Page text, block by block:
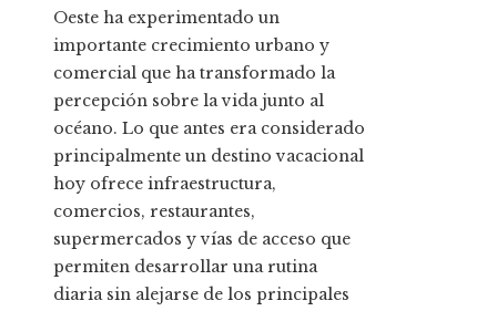
Oeste ha experimentado un
importante crecimiento urbano y
comercial que ha transformado la
percepción sobre la vida junto al
océano. Lo que antes era considerado
principalmente un destino vacacional
hoy ofrece infraestructura,
comercios, restaurantes,
supermercados y vías de acceso que
permiten desarrollar una rutina
diaria sin alejarse de los principales